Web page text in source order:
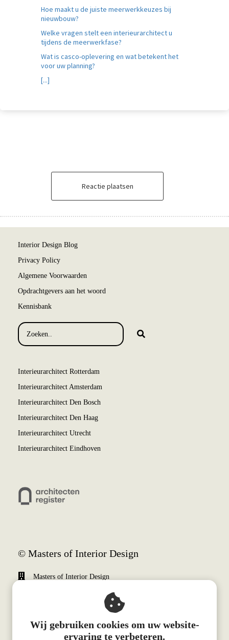
Hoe maakt u de juiste meerwerkkeuzes bij
nieuwbouw?
Welke vragen stelt een interieurarchitect u
tijdens de meerwerkfase?
Wat is casco-oplevering en wat betekent het
voor uw planning?
[...]
Reactie plaatsen
Interior Design Blog
Privacy Policy
Algemene Voorwaarden
Opdrachtgevers aan het woord
Kennisbank
Interieurarchitect Rotterdam
Interieurarchitect Amsterdam
Interieurarchitect Den Bosch
Interieurarchitect Den Haag
Interieurarchitect Utrecht
Interieurarchitect Eindhoven
© Masters of Interior Design
Masters of Interior Design
+31 (0)10 340 0510
Wij gebruiken cookies om uw website-
ervaring te verbeteren.